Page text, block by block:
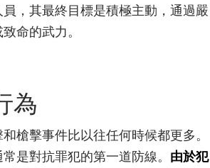
員，其最終目標是積極主動，通過嚴
命的武力。
為
槍擊事件比以往任何時候都更多。
是對抗罪犯的第一道防線。 由於犯